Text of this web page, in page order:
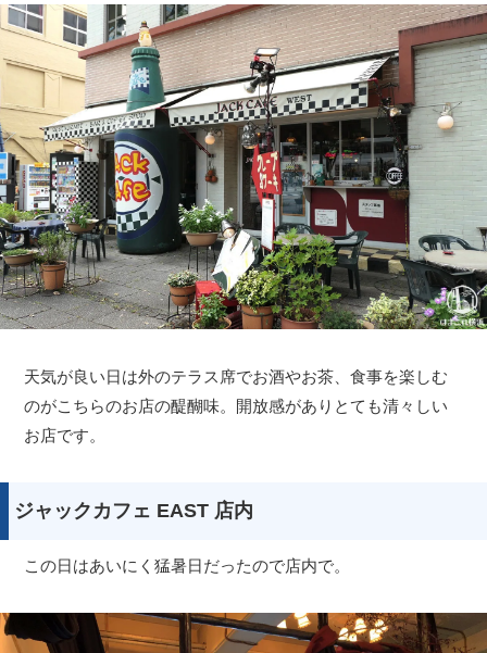
天気が良い日は外のテラス席でお酒やお茶、食事を楽しむ
のがこちらのお店の醍醐味。開放感がありとても清々しい
お店です。
ジャックカフェ EAST 店内
この日はあいにく猛暑日だったので店内で。